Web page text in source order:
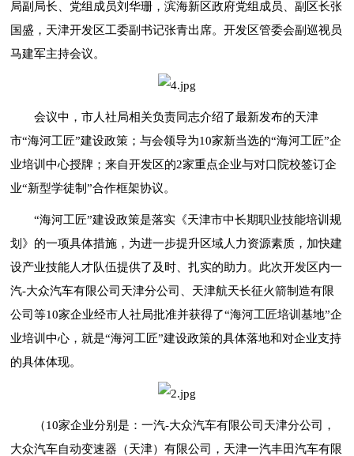
局副局长、党组成员刘华珊，滨海新区政府党组成员、副区长张
国盛，天津开发区工委副书记张青出席。开发区管委会副巡视员
马建军主持会议。
会议中，市人社局相关负责同志介绍了最新发布的天津
市“海河工匠”建设政策；与会领导为10家新当选的“海河工匠”企
业培训中心授牌；来自开发区的2家重点企业与对口院校签订企
业“新型学徒制”合作框架协议。
“海河工匠”建设政策是落实《天津市中长期职业技能培训规
划》的一项具体措施，为进一步提升区域人力资源素质，加快建
设产业技能人才队伍提供了及时、扎实的助力。此次开发区内一
汽-大众汽车有限公司天津分公司、天津航天长征火箭制造有限
公司等10家企业经市人社局批准并获得了“海河工匠培训基地”企
业培训中心，就是“海河工匠”建设政策的具体落地和对企业支持
的具体体现。
（10家企业分别是：一汽-大众汽车有限公司天津分公司，
大众汽车自动变速器（天津）有限公司，天津一汽丰田汽车有限